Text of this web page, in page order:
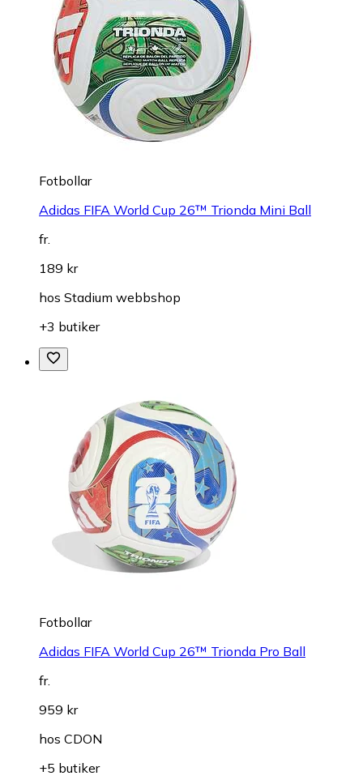
Fotbollar
Adidas FIFA World Cup 26™ Trionda Mini Ball
fr.
189 kr
hos Stadium webbshop
+3 butiker
Fotbollar
Adidas FIFA World Cup 26™ Trionda Pro Ball
fr.
959 kr
hos CDON
+5 butiker